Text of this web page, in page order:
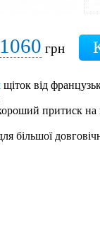
1060 грн
щіток від
притиск на
більшої